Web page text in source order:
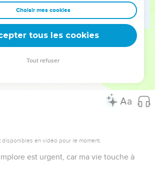
labyrinthe où se perdent ses pensées.
la foi je sais ce qu'on verra plus tard.
en vidéo pour le moment.
est urgent, car ma vie touche à
Choisir mes cookies
tous les cookies
Tout refuser